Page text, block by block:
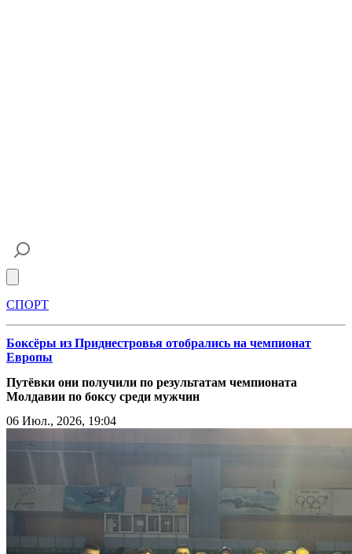
СПОРТ
Боксёры из Приднестровья отобрались на чемпионат
Европы
Путёвки они получили по результатам чемпионата
Молдавии по боксу среди мужчин
06 Июл., 2026, 19:04